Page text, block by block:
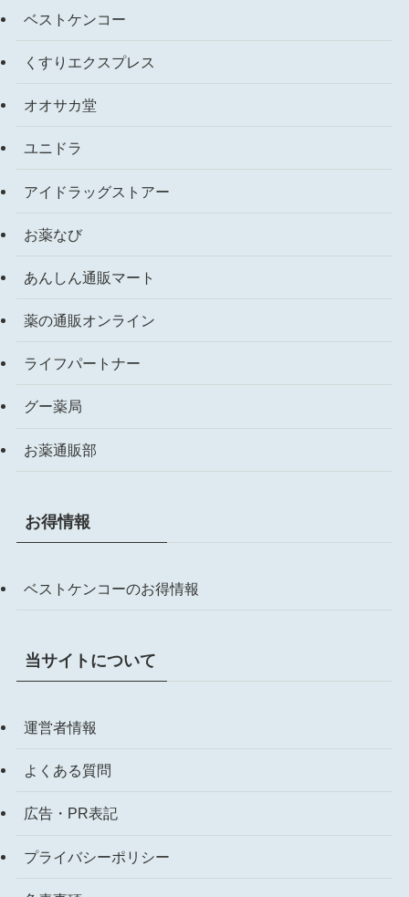
ベストケンコー
くすりエクスプレス
オオサカ堂
ユニドラ
アイドラッグストアー
お薬なび
あんしん通販マート
薬の通販オンライン
ライフパートナー
グー薬局
お薬通販部
お得情報
ベストケンコーのお得情報
当サイトについて
運営者情報
よくある質問
広告・PR表記
プライバシーポリシー